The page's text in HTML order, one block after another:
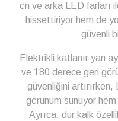
ön ve arka LED farları
hissettiriyor hem de
güvenli
Elektrikli katlanır yan
ve 180 derece geri
güvenliğini
görünüm sunuyor
Ayrıca, dur kalk